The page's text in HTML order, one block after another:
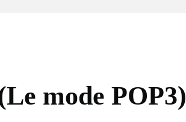
mode POP3)